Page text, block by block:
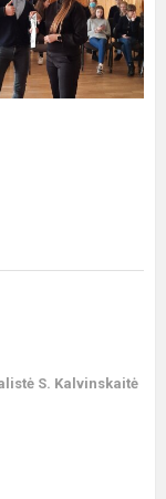
S. Kalvinskaitė